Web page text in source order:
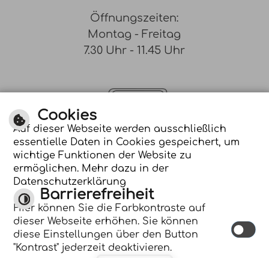
Öffnungszeiten:
Montag - Freitag
7.30 Uhr - 11.45 Uhr
Optimiert für
mobile Endgeräte
Inhalt | Impressum | Datenschutzerklärung
Cookies
Auf dieser Webseite werden ausschließlich
essentielle Daten in Cookies gespeichert, um
wichtige Funktionen der Website zu
ermöglichen. Mehr dazu in der
Datenschutzerklärung
Barrierefreiheit
Hier können Sie die Farbkontraste auf
dieser Webseite erhöhen. Sie können
diese Einstellungen über den Button
"Kontrast" jederzeit deaktivieren.